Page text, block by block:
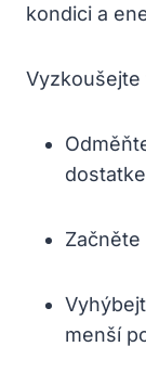
kondici a
Vyzkoušejte
menší